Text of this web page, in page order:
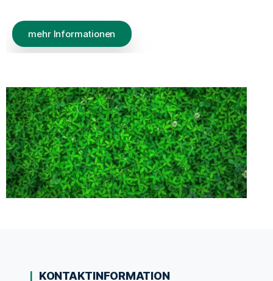
mehr Informationen
KONTAKTINFORMATION